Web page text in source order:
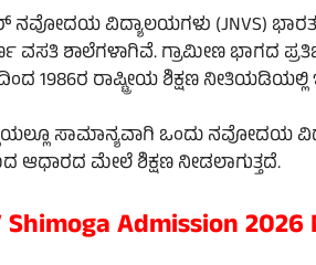
ನವೋದಯ ವಿದ್ಯಾಲಯಗಳು (JNVS)
ವಸತಿ ಶಾಲೆಗಳಾಗಿವೆ. ಗ್ರಾಮೀಣ ಭಾಗದ
1986ರ ರಾಷ್ಟ್ರೀಯ ಶಿಕ್ಷಣ ನೀತಿಯಡಿಯಲ್ಲಿ
ಸಾಮಾನ್ಯವಾಗಿ ಒಂದು ನವೋದಯ
ಆಧಾರದ ಮೇಲೆ ಶಿಕ್ಷಣ ನೀಡಲಾಗುತ್ತದೆ.
Shimoga Admission